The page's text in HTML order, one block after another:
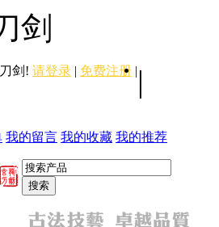
剑
剑! 请登录 | 免费注册 | |
我的留言 我的收藏 我的推荐